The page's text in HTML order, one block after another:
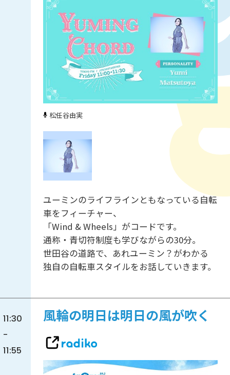
松任谷由実
ユーミンのライフラインともなっている自転
車をフィーチャー、
「Wind & Wheels」がコードです。
通称・青切符制度も学びながらの30分。
世田谷の道路で、あれユーミン？がわかる
独自の自転車スタイルをお話していきます。
11:30
-
11:55
風輪の明日は明日の風が吹く